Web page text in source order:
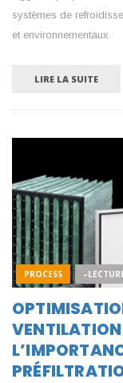
systèmes de
et environnementaux.
LIRE LA SUITE
PROCESS